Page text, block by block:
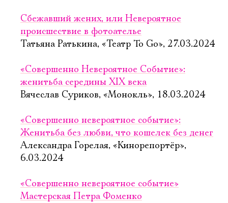
Сбежавший жених, или Невероятное
происшествие в фотоателье
Татьяна Ратькина, «Театр To Go», 27.03.2024
«Совершенно Невероятное Событие»:
женитьба середины XIX века
Вячеслав Суриков, «Монокль», 18.03.2024
«Совершенно невероятное событие»:
Женитьба без любви, что кошелек без денег
Александра Горелая, «Кинорепортёр»,
6.03.2024
«Совершенно невероятное событие»
Мастерская Петра Фоменко